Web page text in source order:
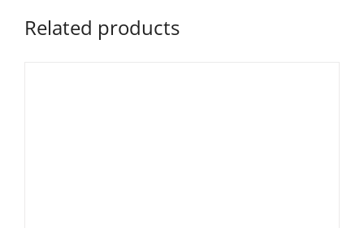
Related products